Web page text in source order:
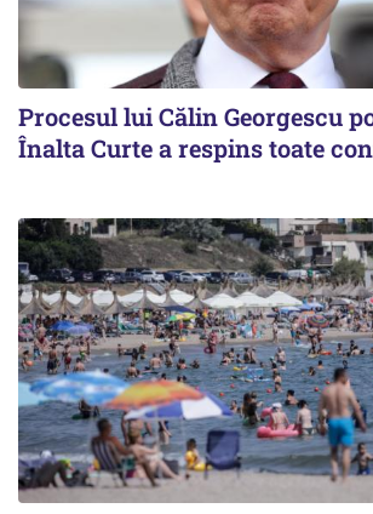
Procesul lui Călin Georgescu
Înalta Curte a respins toate